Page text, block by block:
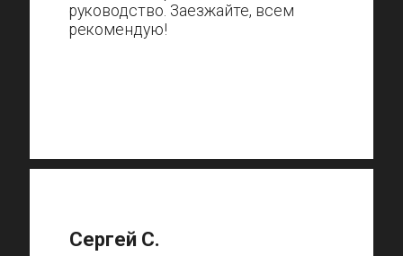
руководство. Заезжайте, всем
рекомендую!
Сергей С.